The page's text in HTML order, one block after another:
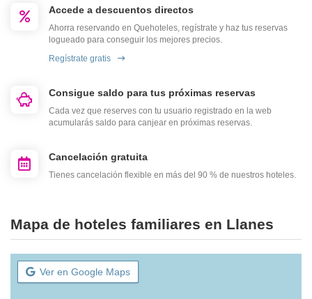
Accede a descuentos directos
Ahorra reservando en Quehoteles, regístrate y haz tus reservas
logueado para conseguir los mejores precios.
Regístrate gratis
Consigue saldo para tus próximas reservas
Cada vez que reserves con tu usuario registrado en la web
acumularás saldo para canjear en próximas reservas.
Cancelación gratuita
Tienes cancelación flexible en más del 90 % de nuestros hoteles.
Mapa de hoteles familiares en Llanes
Ver en Google Maps